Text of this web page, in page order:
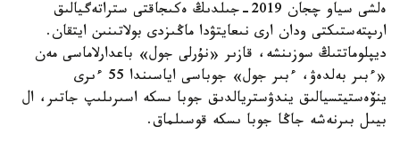
ەلشى سياو چجان 2019-جىلدىڭ ەكىجاقتى ستراتەگيالىق
ارىپتەستىكتى ودان ارى نىعايتۋدا ماڭىزدى بولاتىنىن ايتقان.
ديپلوماتتىڭ سوزىنشە، قازىر «نۇرلى جول» باعدارلاماسى مەن
«ءبىر بەلدەۋ، ءبىر جول» جوباسى اياسىندا 55 ءىرى
ينۆەستيتسيالىق يندۋستريالدىق جوبا ىسكە اسىرىلىپ جاتىر، ال
بيىل بىرنەشە جاڭا جوبا ىسكە قوسىلماق.